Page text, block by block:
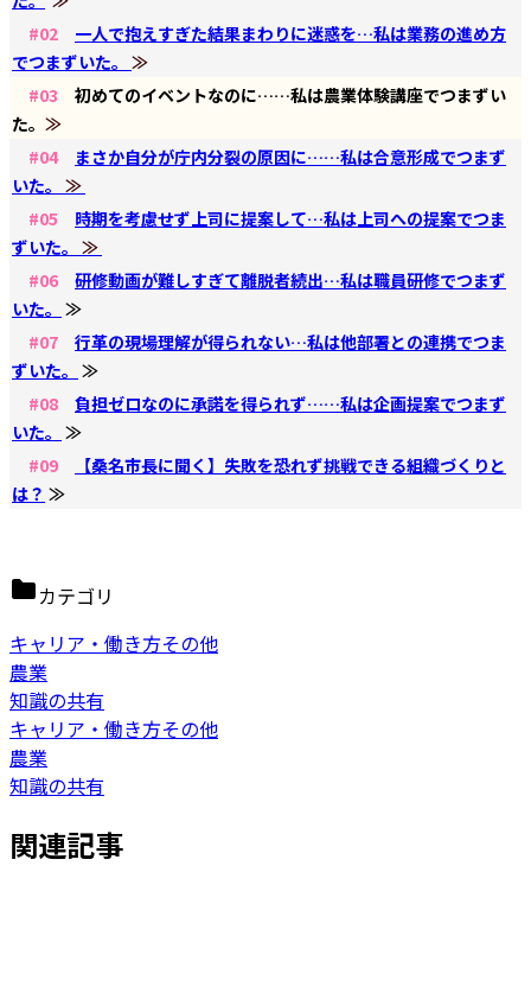
#02
一人で抱えすぎた結果まわりに迷惑を…私は業務の進め方
でつまずいた。 ≫
#03
初めてのイベントなのに……私は農業体験講座でつまずい
た。 ≫
#04
まさか自分が庁内分裂の原因に……私は合意形成でつまず
いた。 ≫
#05
時期を考慮せず上司に提案して…私は上司への提案でつま
ずいた。 ≫
#06
研修動画が難しすぎて離脱者続出…私は職員研修でつまず
いた。 ≫
#07
行革の現場理解が得られない…私は他部署との連携でつま
ずいた。 ≫
#08
負担ゼロなのに承諾を得られず……私は企画提案でつまず
いた。 ≫
#09
【桑名市長に聞く】失敗を恐れず挑戦できる組織づくりと
は？ ≫
カテゴリ
キャリア・働き方その他
農業
知識の共有
キャリア・働き方その他
農業
知識の共有
関連記事